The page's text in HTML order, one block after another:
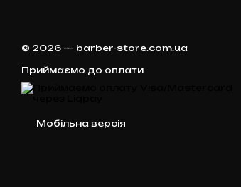
© 2026 — barber-store.com.ua
Приймаємо до оплати
Мобільна версія